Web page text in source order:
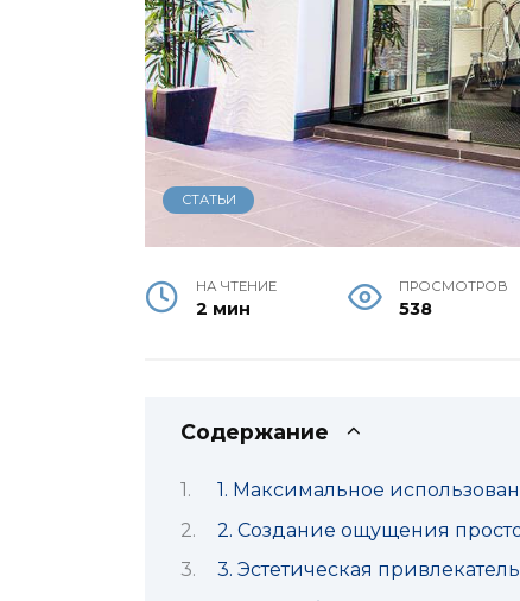
СТАТЬИ
НА ЧТЕНИЕ
2 мин
ПРОСМОТРОВ
538
Содержание
1. Максимальное
2. Создание ощущения
3. Эстетическая